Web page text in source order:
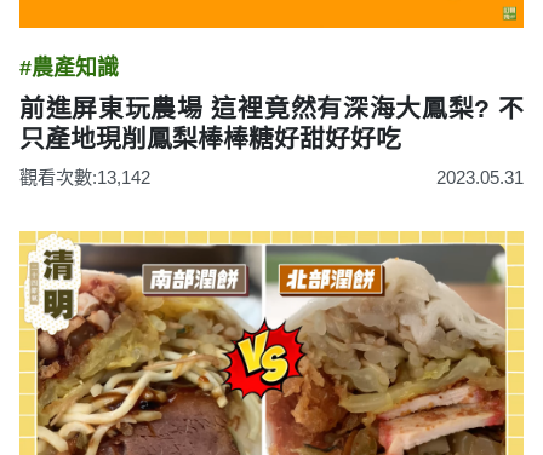
#農產知識
前進屏東玩農場 這裡竟然有深海大鳳梨? 不
只產地現削鳳梨棒棒糖好甜好好吃
觀看次數:13,142 2023.05.31